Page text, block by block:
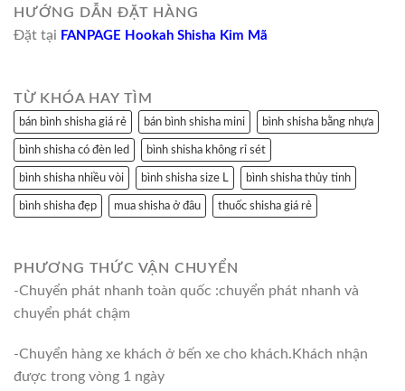
HƯỚNG DẪN ĐẶT HÀNG
Đặt tại FANPAGE Hookah Shisha Kim Mã
TỪ KHÓA HAY TÌM
bán bình shisha giá rẻ bán bình shisha mini bình shisha bằng nhựa
bình shisha có đèn led bình shisha không rỉ sét
bình shisha nhiều vòi bình shisha size L bình shisha thủy tinh
bình shisha đẹp mua shisha ở đâu thuốc shisha giá rẻ
PHƯƠNG THỨC VẬN CHUYỂN
-Chuyển phát nhanh toàn quốc :chuyển phát nhanh và
chuyển phát chậm
-Chuyển hàng xe khách ở bến xe cho khách.Khách nhận
được trong vòng 1 ngày